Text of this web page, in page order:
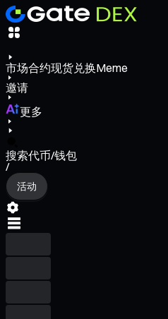
市场合约现货兑换Meme
邀请
更多
搜索代币/钱包
/
活动